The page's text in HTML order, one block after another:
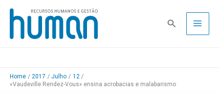
Skip
content
Pesquisa
Home 2017 Julho
12
«Vaudeville Rendez-Vous» ensina acrobacias e malabarismo